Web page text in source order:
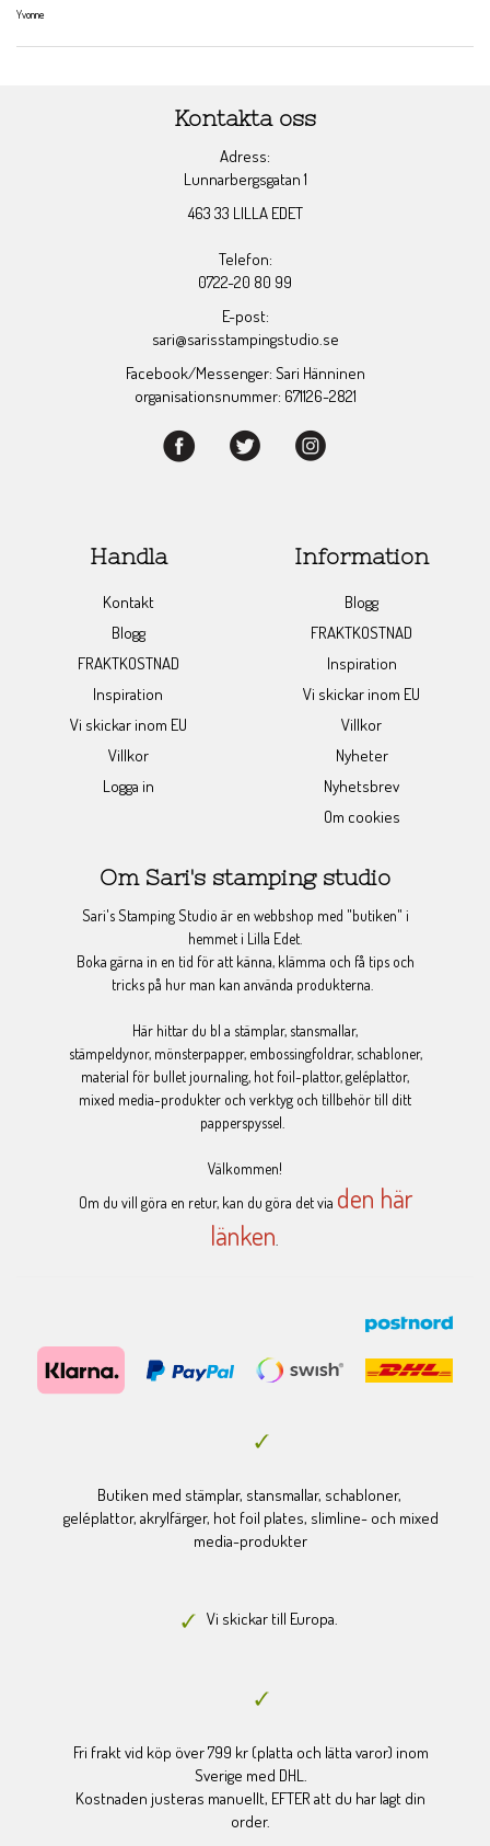
Yvonne
Kontakta oss
Adress:
Lunnarbergsgatan 1
463 33 LILLA EDET
Telefon:
0722-20 80 99
E-post:
sari@sarisstampingstudio.se
Facebook/Messenger: Sari Hänninen
organisationsnummer: 671126-2821
Handla
Kontakt
Blogg
FRAKTKOSTNAD
Inspiration
Vi skickar inom EU
Villkor
Logga in
Information
Blogg
FRAKTKOSTNAD
Inspiration
Vi skickar inom EU
Villkor
Nyheter
Nyhetsbrev
Om cookies
Om Sari's stamping studio
Sari's Stamping Studio är en webbshop med "butiken" i
hemmet i Lilla Edet.
Boka gärna in en tid för att känna, klämma och få tips och
tricks på hur man kan använda produkterna.
Här hittar du bl a stämplar, stansmallar,
stämpeldynor, mönsterpapper, embossingfoldrar, schabloner,
material för bullet journaling, hot foil-plattor, geléplattor,
mixed media-produkter och verktyg och tillbehör till ditt
papperspyssel.
Välkommen!
Om du vill göra en retur, kan du göra det via den här
länken.
Butiken med stämplar, stansmallar, schabloner,
geléplattor, akrylfärger, hot foil plates, slimline- och mixed
media-produkter
Vi skickar till Europa.
Fri frakt vid köp över 799 kr (platta och lätta varor) inom
Sverige med DHL.
Kostnaden justeras manuellt, EFTER att du har lagt din
order.